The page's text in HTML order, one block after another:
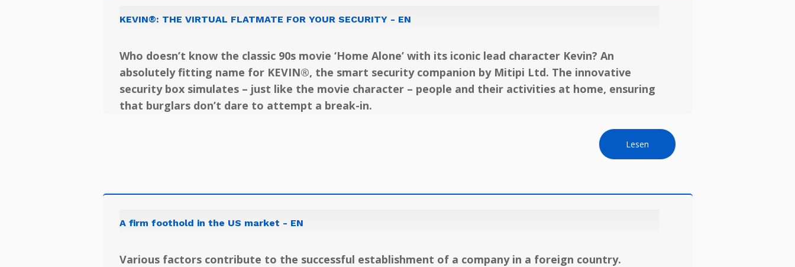
KEVIN®: THE VIRTUAL FLATMATE FOR YOUR SECURITY - EN
Who doesn’t know the classic 90s movie ‘Home Alone’ with its iconic lead character Kevin? An
absolutely fitting name for KEVIN®, the smart security companion by Mitipi Ltd. The innovative
security box simulates – just like the movie character – people and their activities at home, ensuring
that burglars don’t dare to attempt a break-in.
Lesen
A firm foothold in the US market - EN
Various factors contribute to the successful establishment of a company in a foreign country.